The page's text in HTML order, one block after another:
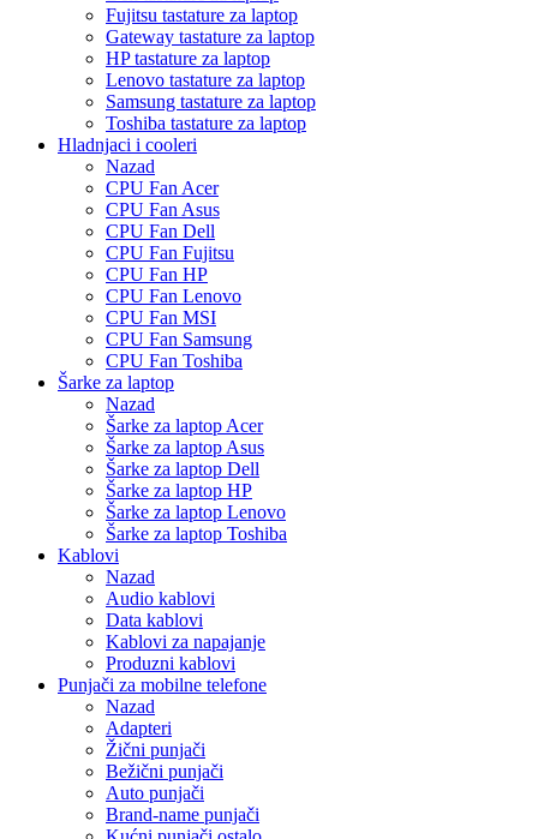
Fujitsu tastature za laptop
Gateway tastature za laptop
HP tastature za laptop
Lenovo tastature za laptop
Samsung tastature za laptop
Toshiba tastature za laptop
Hladnjaci i cooleri
Nazad
CPU Fan Acer
CPU Fan Asus
CPU Fan Dell
CPU Fan Fujitsu
CPU Fan HP
CPU Fan Lenovo
CPU Fan MSI
CPU Fan Samsung
CPU Fan Toshiba
Šarke za laptop
Nazad
Šarke za laptop Acer
Šarke za laptop Asus
Šarke za laptop Dell
Šarke za laptop HP
Šarke za laptop Lenovo
Šarke za laptop Toshiba
Kablovi
Nazad
Audio kablovi
Data kablovi
Kablovi za napajanje
Produzni kablovi
Punjači za mobilne telefone
Nazad
Adapteri
Žični punjači
Bežični punjači
Auto punjači
Brand-name punjači